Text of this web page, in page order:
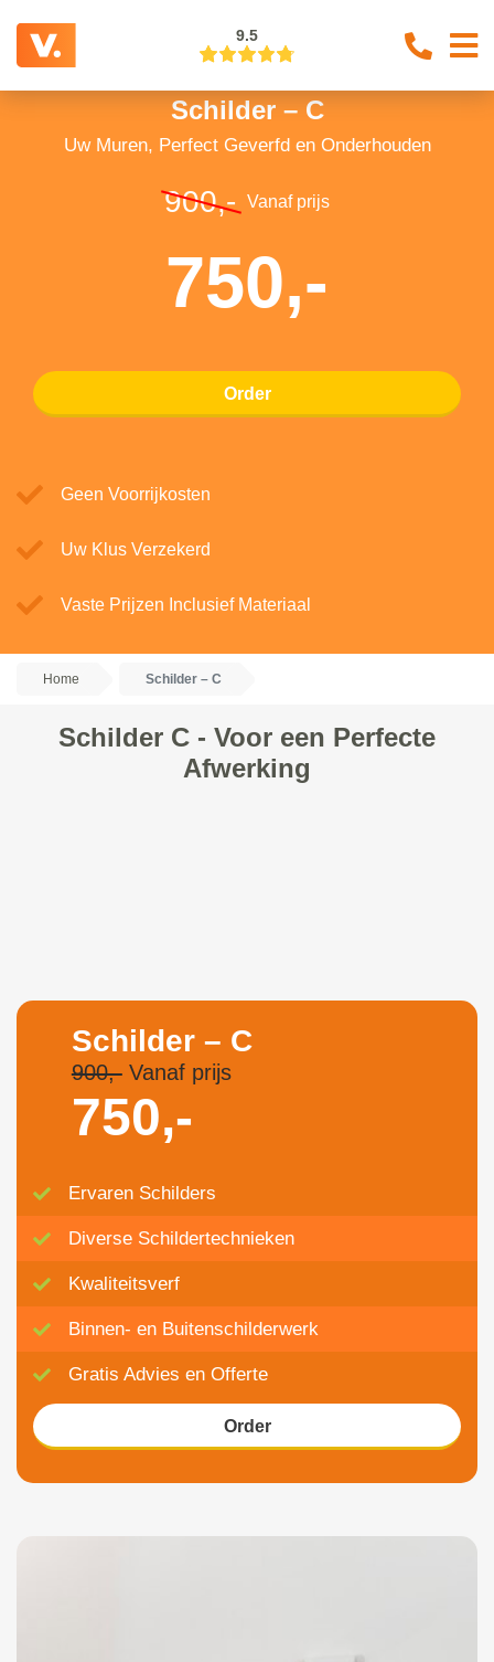
9.5
Schilder – C
Uw Muren, Perfect Geverfd en Onderhouden
900,- Vanaf prijs
750,-
Order
Geen Voorrijkosten
Uw Klus Verzekerd
Vaste Prijzen Inclusief Materiaal
Home Schilder – C
Schilder C - Voor een Perfecte
Afwerking
Schilder – C
900,-Vanaf prijs
750,-
Ervaren Schilders
Diverse Schildertechnieken
Kwaliteitsverf
Binnen- en Buitenschilderwerk
Gratis Advies en Offerte
Order